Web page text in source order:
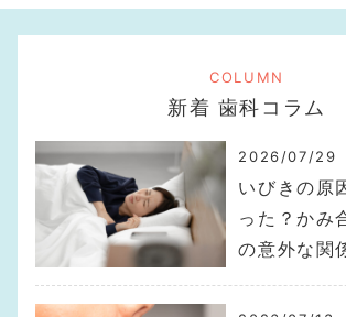
COLUMN
新着 歯科コラム
2026/07/29
いびきの原
った？かみ
の意外な関